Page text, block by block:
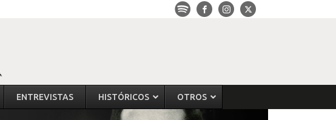
ENTREVISTAS HISTÓRICOS OTROS